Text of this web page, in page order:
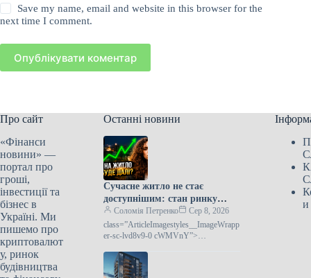
Save my name, email and website in this browser for the
next time I comment.
Опублікувати коментар
Про сайт
«Фінанси
новини» —
портал про
гроші,
інвестиції та
бізнес в
Україні. Ми
пишемо про
криптовалют
у, ринок
будівництва
Останні новини
Сучасне житло не стає
доступнішим: стан ринку
нерухомості
Соломія Петренко
Сер 8, 2026
class=”ArticleImagestyles__ImageWrapp
er-sc-lvd8v9-0 cWMVnY”>
відбувається з ринком
житлаПропозиції на первинному ринку
и